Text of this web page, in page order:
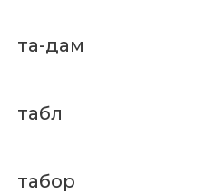
та-дам
табл
табор